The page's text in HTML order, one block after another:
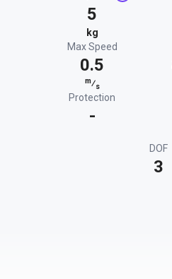
5
kg
Max Speed
0.5
m⁄s
Protection
-
DOF
3